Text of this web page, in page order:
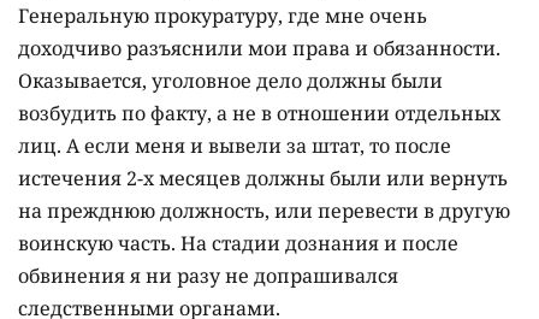
Генеральную прокуратуру, где мне очень
доходчиво разъяснили мои права и обязанности.
Оказывается, уголовное дело должны были
возбудить по факту, а не в отношении отдельных
лиц. А если меня и вывели за штат, то после
истечения 2-х месяцев должны были или вернуть
на прежднюю должность, или перевести в другую
воинскую часть. На стадии дознания и после
обвинения я ни разу не допрашивался
следственными органами.